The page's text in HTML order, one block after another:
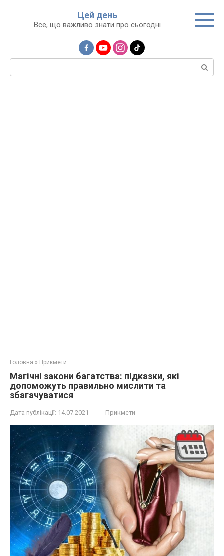
Цей день
Все, що важливо знати про сьогодні
Пошук:
Головна » Прикмети
Магічні закони багатства: підказки, які
допоможуть правильно мислити та
збагачуватися
Дата публікації: 14.07.2021 Прикмети